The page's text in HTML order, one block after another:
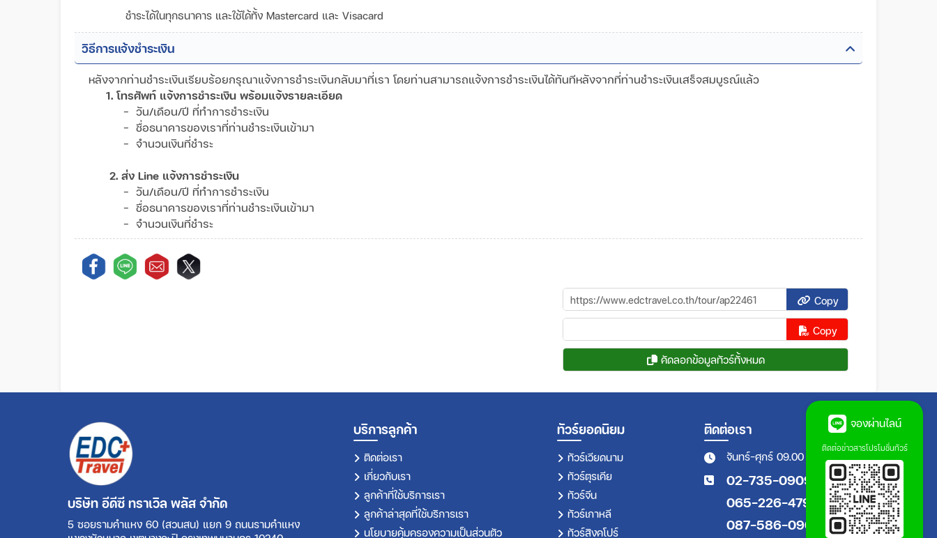
ชำระได้ในทุกธนาคาร และใช้ได้ทั้ง Mastercard และ Visacard
วิธีการแจ้งชำระเงิน
หลังจากท่านชำระเงินเรียบร้อยกรุณาแจ้งการชำระเงินกลับมาที่เรา โดยท่านสามารถแจ้งการชำระเงินได้ทันทีหลังจากที่ท่านชำระเงินเสร็จสมบูรณ์แล้ว
1. โทรศัพท์ แจ้งการชำระเงิน พร้อมแจ้งรายละเอียด
- วัน/เดือน/ปี ที่ทำการชำระเงิน
- ชื่อธนาคารของเราที่ท่านชำระเงินเข้ามา
- จำนวนเงินที่ชำระ
2. ส่ง Line แจ้งการชำระเงิน
- วัน/เดือน/ปี ที่ทำการชำระเงิน
- ชื่อธนาคารของเราที่ท่านชำระเงินเข้ามา
- จำนวนเงินที่ชำระ
Copy
Copy
คัดลอกข้อมูลทัวร์ทั้งหมด
บริษัท อีดีซี ทราเวิล พลัส จำกัด
5 ซอยรามคำแหง 60 (สวนสน) แยก 9 ถนนรามคำแหง
บริการลูกค้า
ติดต่อเรา
เกี่ยวกับเรา
ลูกค้าที่ใช้บริการเรา
ลูกค้าล่าสุดที่ใช้บริการเรา
นโยบายคุ้มครองความเป็นส่วนตัว
ทัวร์ยอดนิยม
ทัวร์เวียดนาม
ทัวร์ตุรเคีย
ทัวร์จีน
ทัวร์เกาหลี
ทัวร์สิงคโปร์
ติดต่อเรา
จันทร์-ศุกร์ 09.00 - 18.00 น.
02-735-0909
065-226-4794
087-586-0909
จองผ่านไลน์
ติดต่อข่าวสารโปรโมชั่นทัวร์